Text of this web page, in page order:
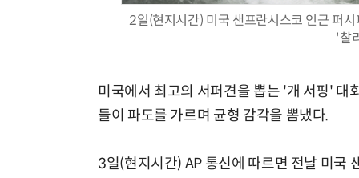
2일(현지시간) 미국 샌프란시스코 인근 퍼
'찰
미국에서 최고의 서퍼견을 뽑는 '개 서핑' 대
들이 파도를 가르며 균형 감각을 뽐냈다.
3일(현지시간) AP 통신에 따르면 전날 미국